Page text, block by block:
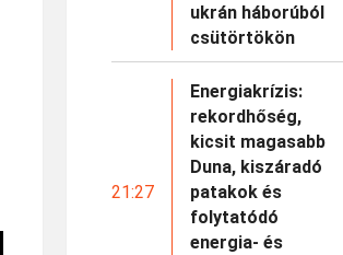
ukrán háborúból
csütörtökön
21:27
Energiakrízis:
rekordhőség,
kicsit magasabb
Duna, kiszáradó
patakok és
folytatódó
energia- és